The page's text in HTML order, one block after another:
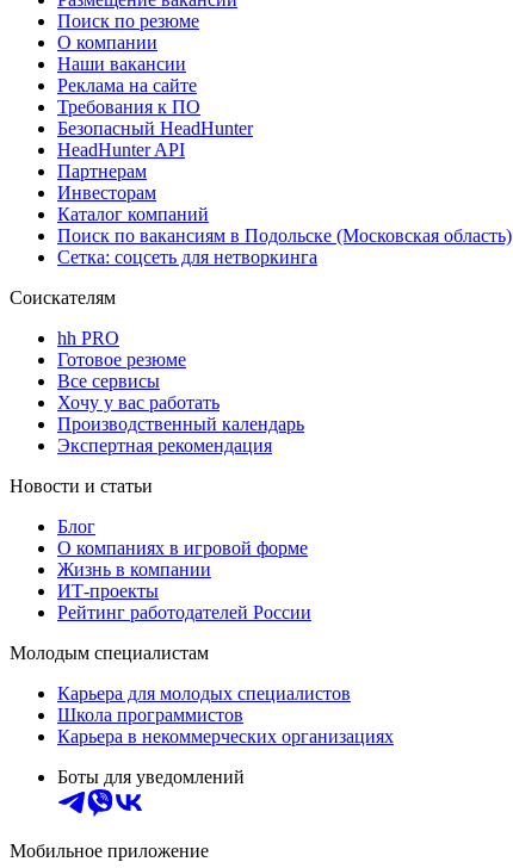
Поиск по резюме
О компании
Наши вакансии
Реклама на сайте
Требования к ПО
Безопасный HeadHunter
HeadHunter API
Партнерам
Инвесторам
Каталог компаний
Поиск по вакансиям в Подольске (Московская область)
Сетка: соцсеть для нетворкинга
Соискателям
hh PRO
Готовое резюме
Все сервисы
Хочу у вас работать
Производственный календарь
Экспертная рекомендация
Новости и статьи
Блог
О компаниях в игровой форме
Жизнь в компании
ИТ-проекты
Рейтинг работодателей России
Молодым специалистам
Карьера для молодых специалистов
Школа программистов
Карьера в некоммерческих организациях
Боты для уведомлений
Мобильное приложение